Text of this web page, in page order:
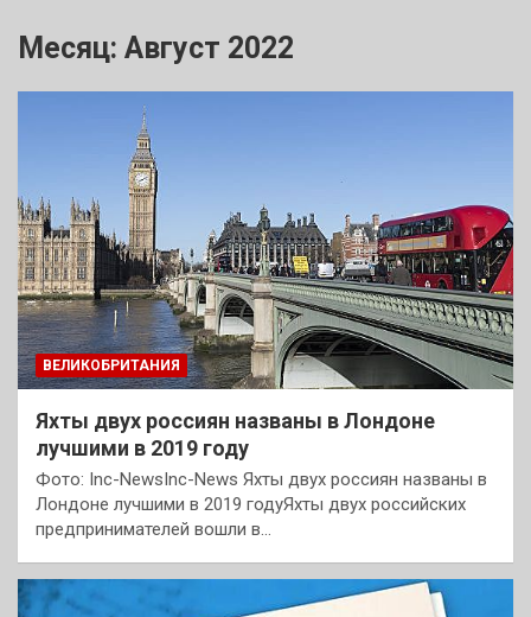
Месяц: Август 2022
ВЕЛИКОБРИТАНИЯ
Яхты двух россиян названы в Лондоне
лучшими в 2019 году
Фото: Inc-NewsInc-News Яхты двух россиян названы в
Лондоне лучшими в 2019 годуЯхты двух российских
предпринимателей вошли в…